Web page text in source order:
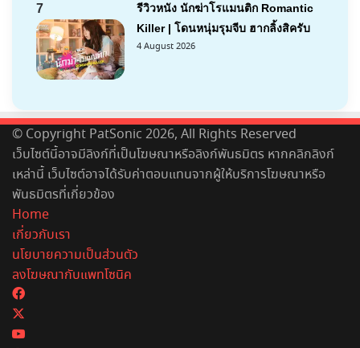
7
รีวิวหนัง นักฆ่าโรแมนติก Romantic
Killer | โดนหนุ่มรุมจีบ ฮากลิ้งสิครับ
4 August 2026
© Copyright PatSonic 2026, All Rights Reserved
เว็บไซต์นี้อาจมีลิงก์ที่เป็นโฆษณาหรือลิงก์พันธมิตร หากคลิกลิงก์
เหล่านี้ เว็บไซต์อาจได้รับค่าตอบแทนจากผู้ให้บริการโฆษณาหรือ
พันธมิตรที่เกี่ยวข้อง
Home
เกี่ยวกับเรา
นโยบายความเป็นส่วนตัว
ลงโฆษณากับแพทโซนิค